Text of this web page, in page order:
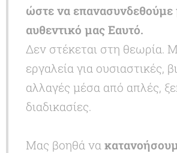
ώστε να επανασυνδεθούμε
αυθεντικό μας Εαυτό.
Δεν στέκεται στη θεωρία.
εργαλεία για ουσιαστικές,
αλλαγές μέσα από απλές,
διαδικασίες.
Μας βοηθά να